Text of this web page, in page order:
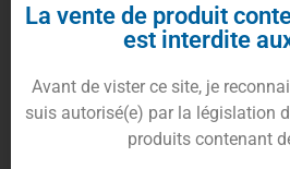
La vente de produit
est interdite
Avant de vister ce site, je
suis autorisé(e) par la législation
produits contenant